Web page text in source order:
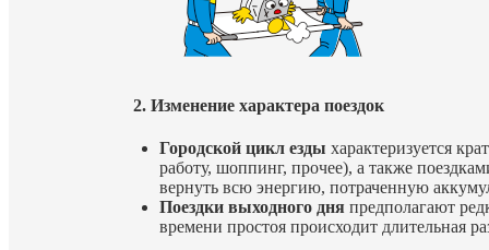
2. Изменение характера поездок
Городской цикл езды характеризуется
работу, шоппинг, прочее), а также
вернуть всю энергию, потраченную
Поездки выходного дня предполагают
времени простоя происходит длительная